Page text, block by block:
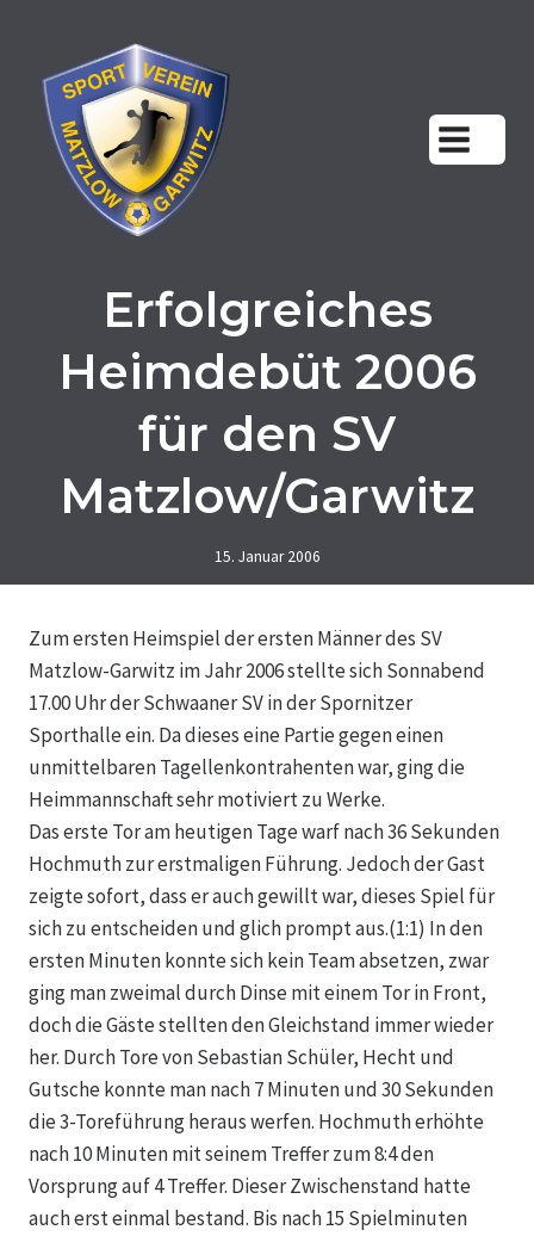
springen
Erfolgreiches
Heimdebüt 2006
für den SV
Matzlow/Garwitz
15. Januar 2006
Zum ersten Heimspiel der ersten Männer des SV
Matzlow-Garwitz im Jahr 2006 stellte sich Sonnabend
17.00 Uhr der Schwaaner SV in der Spornitzer
Sporthalle ein. Da dieses eine Partie gegen einen
unmittelbaren Tagellenkontrahenten war, ging die
Heimmannschaft sehr motiviert zu Werke.
Das erste Tor am heutigen Tage warf nach 36 Sekunden
Hochmuth zur erstmaligen Führung. Jedoch der Gast
zeigte sofort, dass er auch gewillt war, dieses Spiel für
sich zu entscheiden und glich prompt aus.(1:1) In den
ersten Minuten konnte sich kein Team absetzen, zwar
ging man zweimal durch Dinse mit einem Tor in Front,
doch die Gäste stellten den Gleichstand immer wieder
her. Durch Tore von Sebastian Schüler, Hecht und
Gutsche konnte man nach 7 Minuten und 30 Sekunden
die 3-Toreführung heraus werfen. Hochmuth erhöhte
nach 10 Minuten mit seinem Treffer zum 8:4 den
Vorsprung auf 4 Treffer. Dieser Zwischenstand hatte
auch erst einmal bestand. Bis nach 15 Spielminuten